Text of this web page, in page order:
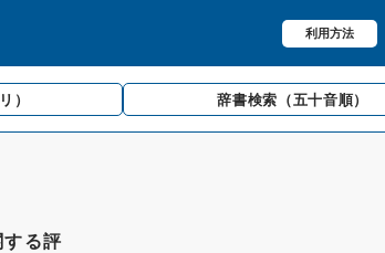
利用方法
） 辞書検索 （五十音順）
る評